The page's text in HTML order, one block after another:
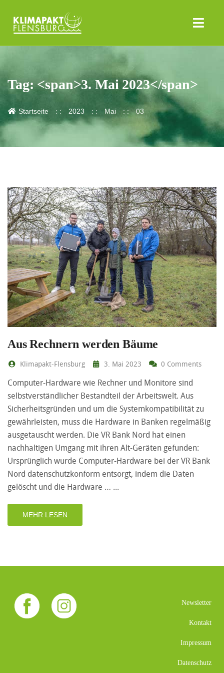
Tag: <span>3. Mai 2023</span>
Startseite 2023 Mai 03
Aus Rechnern werden Bäume
Klimapakt-Flensburg 3. Mai 2023 0 Comments
Computer-Hardware wie Rechner und Monitore sind
selbstverständlicher Bestandteil der Arbeitswelt. Aus
Sicherheitsgründen und um die Systemkompatibilität zu
gewährleisten, muss die Hardware in Banken regelmäßig
ausgetauscht werden. Die VR Bank Nord hat einen
nachhaltigen Umgang mit ihren Alt-Geräten gefunden:
Ursprünglich wurde Computer-Hardware bei der VR Bank
Nord datenschutzkonform entsorgt, indem die Daten
gelöscht und die Hardware …
MEHR LESEN
Newsletter
Kontakt
Impressum
Datenschutz